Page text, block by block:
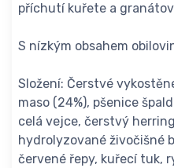
příchutí kuřete a
S nízkým obsahem
Složení: Čerstvé
maso (24%), pšenice
celá vejce, čerstvý
hydrolyzované živočišné
červené řepy, kuřecí tuk,